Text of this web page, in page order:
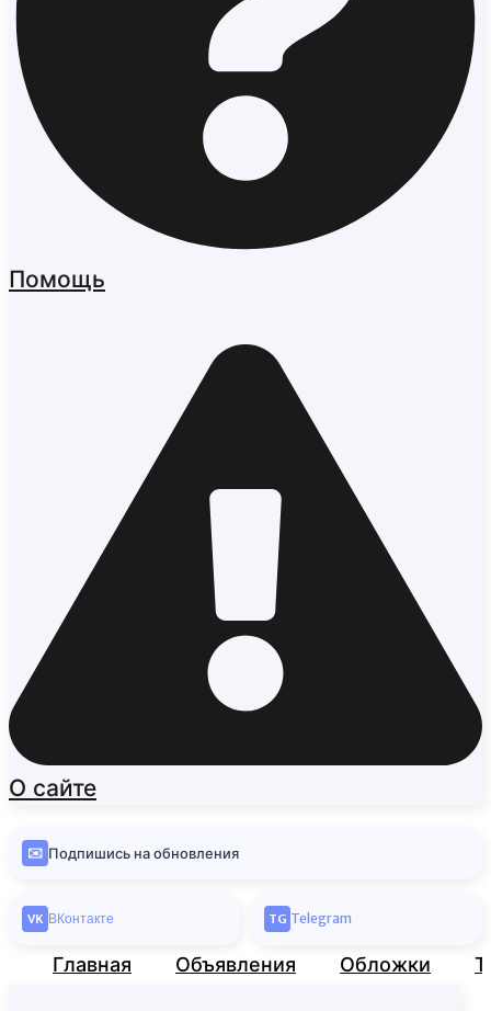
Помощь
О сайте
✉️ Подпишись на обновления
VK ВКонтакте TG Telegram
Главная Объявления Обложки